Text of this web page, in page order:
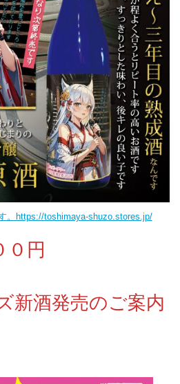
。https://toshimaya-shuzo.stores.jp/
円
新酒発売のご案内